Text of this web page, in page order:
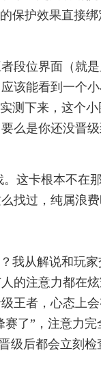
保护效果直接
段位界面（就
该能看到一个
测下来，这个
么是你还没晋
这卡根本不在
找过，纯属浪费
我从解说和玩
的注意力都在
王者，心态上
了”，注意力
级后都会立刻检